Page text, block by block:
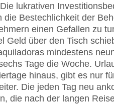
lukrativen
die Bestechlichkeit der
einen Gefallen zu
Geld über den Tisch
mindestens
Tage die Woche.
hinaus, gibt es nur
Die jeden Tag neu
die nach der langen